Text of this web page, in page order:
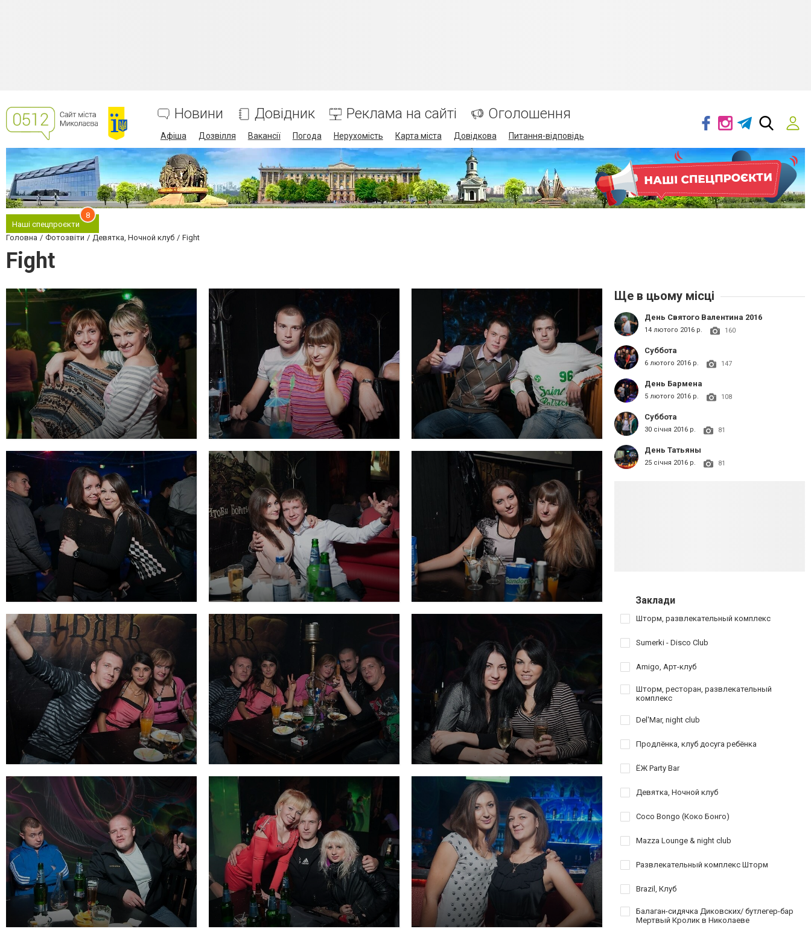
Новини Довідник Реклама на сайті Оголошення
Афіша Дозвілля Вакансії Погода Нерухомість Карта міста Довідкова Питання-відповідь
Наші спецпроєкти
8
Головна Фотозвіти Девятка, Ночной клуб Fight
Fight
Ще в цьому місці
День Святого Валентина 2016
14 лютого 2016 р. 160
Суббота
6 лютого 2016 р. 147
День Бармена
5 лютого 2016 р. 108
Суббота
30 січня 2016 р. 81
День Татьяны
25 січня 2016 р. 81
Заклади
Шторм, развлекательный комплекс
Sumerki - Disco Club
Amigo, Арт-клуб
Шторм, ресторан, развлекательный
комплекс
Del'Mar, night club
Продлёнка, клуб досуга ребёнка
ЁЖ Party Bar
Девятка, Ночной клуб
Coco Bongo (Коко Бонго)
Mazza Lounge & night club
Развлекательный комплекс Шторм
Brazil, Клуб
Балаган-сидячка Диковских/ бутлегер-бар
Мертвый Кролик в Николаеве